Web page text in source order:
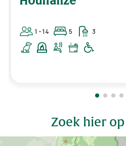
1 - 14 5 3
Zoek hier